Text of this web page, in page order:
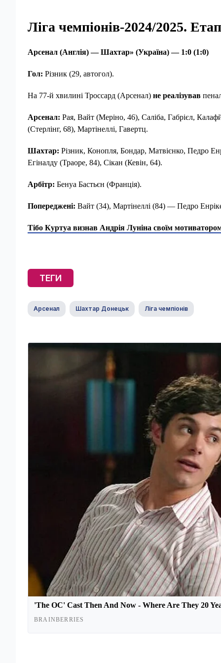
Ліга чемпіонів-2024/2025.
Арсенал (Англія) — Шахтар» (Україна) — 1:0 (1:0)
Гол: Різник (29, автогол).
На 77-й хвилині Троссард (Арсенал) не реалізував
Арсенал: Рая, Вайт (Меріно, 46), Саліба, Габрієл,
(Стерлінг, 68), Мартінеллі, Гавертц.
Шахтар: Різник, Конопля, Бондар, Матвієнко, Педро
Егіналду (Траоре, 84), Сікан (Кевін, 64).
Арбітр: Бенуа Бастьєн (Франція).
Попереджені: Вайт (34), Мартінеллі (84) — Педро
Тібо Куртуа визнав Андрія Луніна своїм
ТЕГИ
Арсенал Шахтар Донецьк Ліга чемпіонів